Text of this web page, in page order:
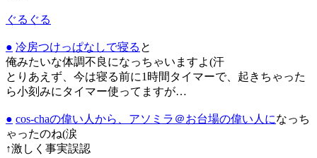
ぐるぐる
● 冷房つけっぱなしで寝る と
俺みたいな体調不良になっちゃいますよ(汗
とりあえず、今は寝る前に1時間タイマーで、起きちゃった
ら小刻みにタイマー使ってますが…
● cos-chaの偉い人から、アソミラ＠お台場の偉い人になっち
ゃったのね(涙
↑激しく事実誤認